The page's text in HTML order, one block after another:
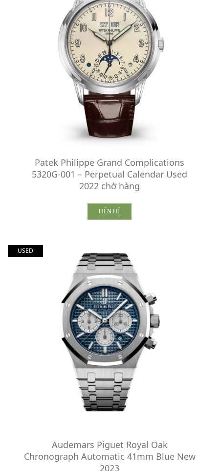
Patek Philippe Grand Complications
5320G-001 – Perpetual Calendar Used
2022 chờ hàng
LIÊN HỆ
USED
Audemars Piguet Royal Oak
Chronograph Automatic 41mm Blue New
2023